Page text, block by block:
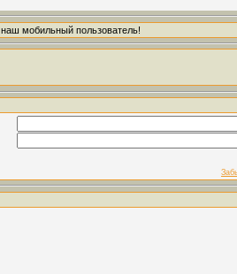
, наш мобильный пользователь!